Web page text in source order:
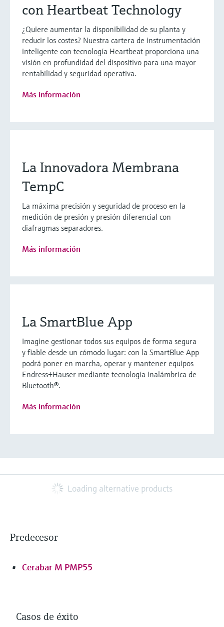
con Heartbeat Technology
¿Quiere aumentar la disponibilidad de su planta y
reducir los costes? Nuestra cartera de instrumentación
inteligente con tecnología Heartbeat proporciona una
visión en profundidad del dispositivo para una mayor
rentabilidad y seguridad operativa.
Más información
La Innovadora Membrana
TempC
La máxima precisión y seguridad de proceso en la
medición de presión y presión diferencial con
diafragmas separadores.
Más información
La SmartBlue App
Imagine gestionar todos sus equipos de forma segura
y fiable desde un cómodo lugar: con la SmartBlue App
podrá poner en marcha, operar y mantener equipos
Endress+Hauser mediante tecnología inalámbrica de
Bluetooth®.
Más información
Loading alternative products
Predecesor
Cerabar M PMP55
Casos de éxito